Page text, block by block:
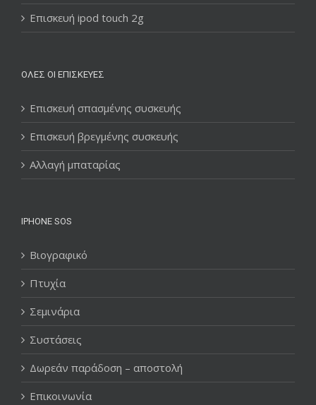
Επισκευή ipod touch 2g
ΌΛΕΣ ΟΙ ΕΠΙΣΚΕΥΈΣ
Επισκευή σπασμένης συσκευής
Επισκευή βρεγμένης συσκευής
Αλλαγή μπαταρίας
IPHONE SOS
Βιογραφικό
Πτυχία
Σεμινάρια
Συστάσεις
Δωρεάν παράδοση – αποστολή
Επικοινωνία